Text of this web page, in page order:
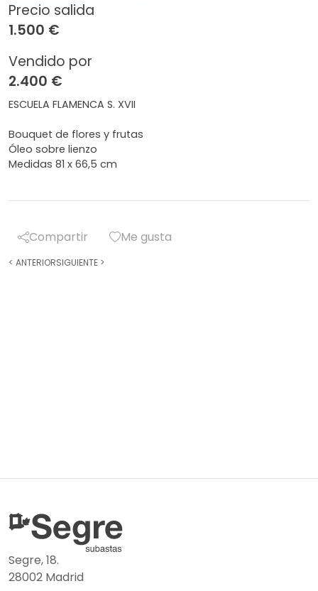
Precio salida
1.500 €
Vendido por
2.400 €
ESCUELA FLAMENCA S. XVII
Bouquet de flores y frutas
Óleo sobre lienzo
Medidas 81 x 66,5 cm
Compartir Me gusta
< ANTERIORSIGUIENTE >
Segre, 18.
28002 Madrid